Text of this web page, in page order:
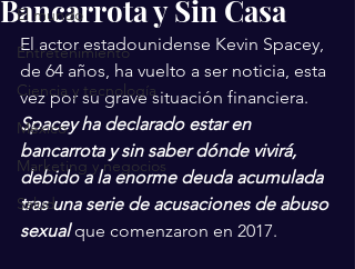
El mundo
Entretenimiento
Ciencia y tecnología
México
Marketing y negocios
Salud
Bancarrota y Sin Casa
El actor estadounidense Kevin Spacey,
de 64 años, ha vuelto a ser noticia, esta
vez por su grave situación financiera.
Spacey ha declarado estar en
bancarrota y sin saber dónde vivirá,
debido a la enorme deuda acumulada
tras una serie de acusaciones de abuso
sexual que comenzaron en 2017.